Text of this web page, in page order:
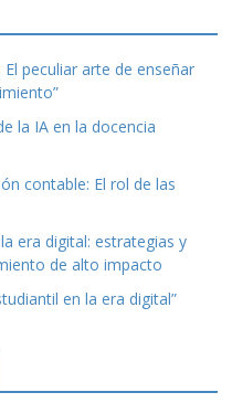
peculiar arte de enseñar
la IA en la docencia
contable: El rol de las
era digital: estrategias y
de alto impacto
en la era digital”